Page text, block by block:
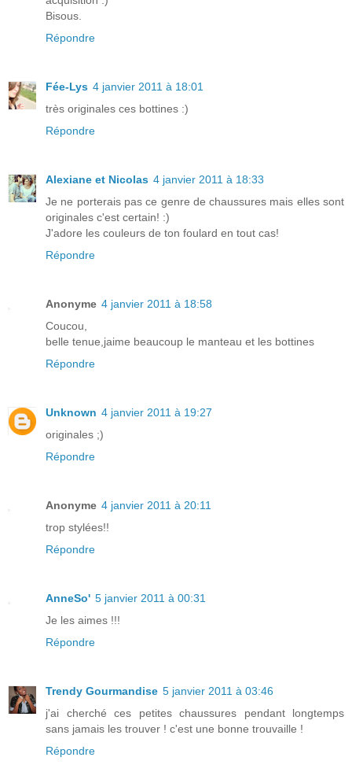
Bisous.
Répondre
Fée-Lys 4 janvier 2011 à 18:01
très originales ces bottines :)
Répondre
Alexiane et Nicolas 4 janvier 2011 à 18:33
Je ne porterais pas ce genre de chaussures mais elles sont
originales c'est certain! :)
J'adore les couleurs de ton foulard en tout cas!
Répondre
Anonyme 4 janvier 2011 à 18:58
Coucou,
belle tenue,jaime beaucoup le manteau et les bottines
Répondre
Unknown 4 janvier 2011 à 19:27
originales ;)
Répondre
Anonyme 4 janvier 2011 à 20:11
trop stylées!!
Répondre
AnneSo' 5 janvier 2011 à 00:31
Je les aimes !!!
Répondre
Trendy Gourmandise 5 janvier 2011 à 03:46
j'ai cherché ces petites chaussures pendant longtemps
sans jamais les trouver ! c'est une bonne trouvaille !
Répondre